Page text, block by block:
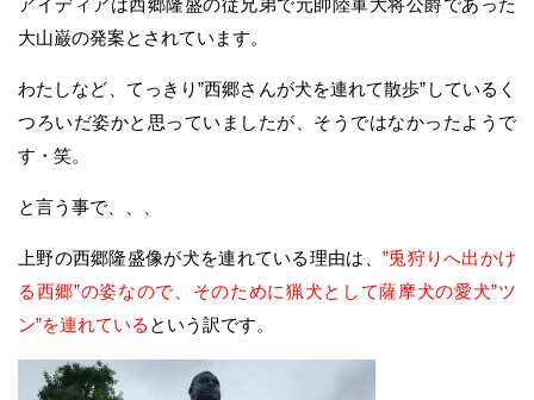
大山巌の発案とされています。
わたしなど、てっきり”西郷さんが犬を連れて散歩”しているく
つろいだ姿かと思っていましたが、そうではなかったようで
す・笑。
と言う事で、、、
上野の西郷隆盛像が犬を連れている理由は、 ”兎狩りへ出かけ
る西郷”の姿なので、そのために猟犬として薩摩犬の愛犬”ツ
ン”を連れている という訳です。